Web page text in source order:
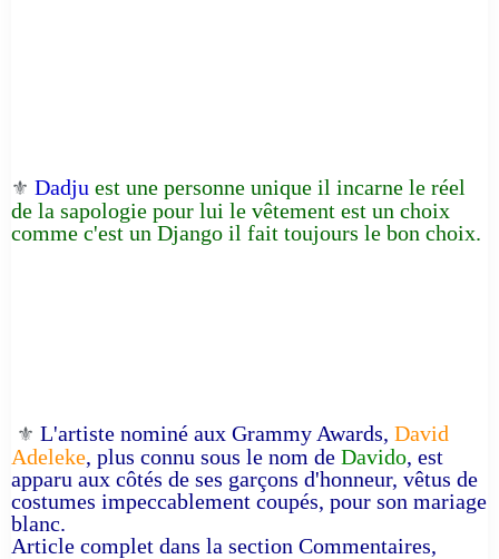
⚜️ Dadju est une personne unique il incarne le réel
de la sapologie pour lui le vêtement est un choix
comme c'est un Django il fait toujours le bon choix.
⚜️ L'artiste nominé aux Grammy Awards, David
Adeleke, plus connu sous le nom de Davido, est
apparu aux côtés de ses garçons d'honneur, vêtus de
costumes impeccablement coupés, pour son mariage
blanc.
Article complet dans la section Commentaires,